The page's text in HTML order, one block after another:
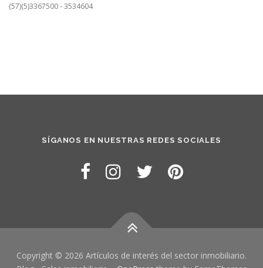
(57)(5)3367500 - 3534604
SÍGANOS EN NUESTRAS REDES SOCIALES
Copyright © 2026 Artículos de interés del sector inmobiliario.